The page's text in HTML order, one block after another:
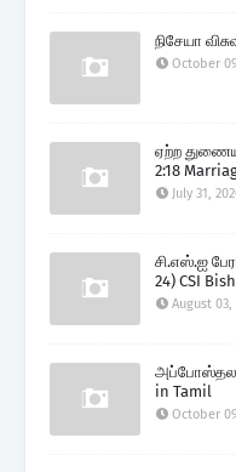
நிசேயா
October
ஏற்ற
2:18
July 31,
சி.எஸ்.ஐ
24) CSI
August 03,
அப்போஸ்தல
in Tamil
October